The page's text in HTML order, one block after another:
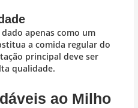
apenas como um
a comida regular do
principal deve ser
qualidade.
ao Milho